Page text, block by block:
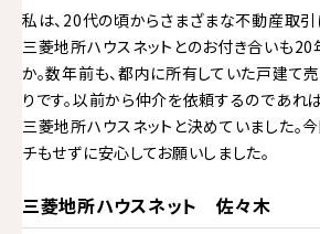
私は、20代の頃からさまざまな不動産取引
三菱地所ハウスネットとのお付き合いも20
か。数年前も、都内に所有していた戸建て
りです。以前から仲介を依頼するのであれ
三菱地所ハウスネットと決めていました。
チもせずに安心してお願いしました。
三菱地所ハウスネット 佐々木